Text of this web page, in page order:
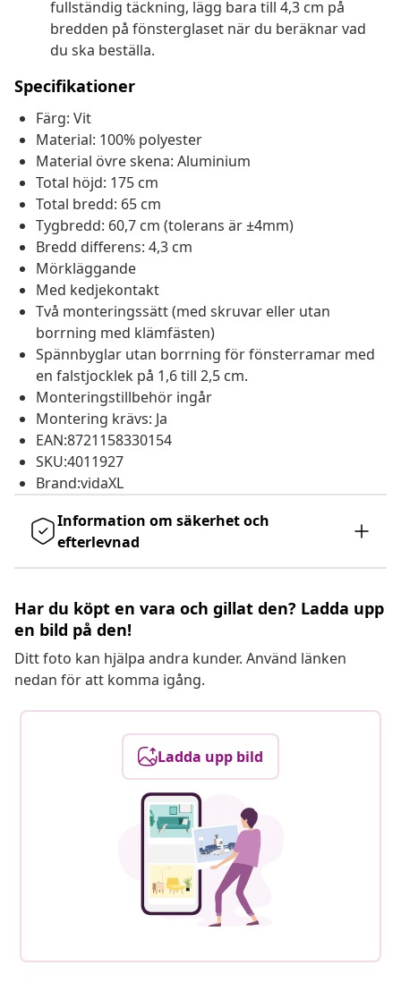
fullständig täckning, lägg bara till 4,3 cm på
bredden på fönsterglaset när du beräknar vad
du ska beställa.
Specifikationer
Färg: Vit
Material: 100% polyester
Material övre skena: Aluminium
Total höjd: 175 cm
Total bredd: 65 cm
Tygbredd: 60,7 cm (tolerans är ±4mm)
Bredd differens: 4,3 cm
Mörkläggande
Med kedjekontakt
Två monteringssätt (med skruvar eller utan
borrning med klämfästen)
Spännbyglar utan borrning för fönsterramar med
en falstjocklek på 1,6 till 2,5 cm.
Monteringstillbehör ingår
Montering krävs: Ja
EAN:8721158330154
SKU:4011927
Brand:vidaXL
Information om säkerhet och
efterlevnad
Har du köpt en vara och gillat den? Ladda upp
en bild på den!
Ditt foto kan hjälpa andra kunder. Använd länken
nedan för att komma igång.
Ladda upp bild